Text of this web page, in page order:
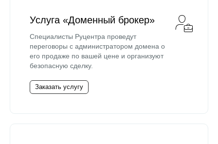
Услуга «Доменный брокер»
Специалисты Руцентра проведут
переговоры с администратором домена о
его продаже по вашей цене и организуют
безопасную сделку.
Заказать услугу